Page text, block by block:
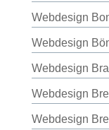
Webdesign
Webdesign
Webdesign
Webdesign
Webdesign